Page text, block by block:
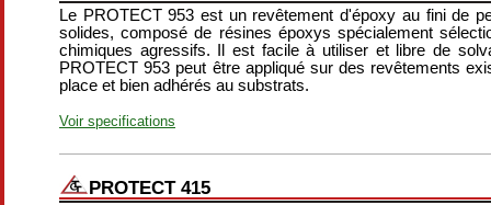
Le PROTECT 953 est un revêtement d'époxy au fini de
solides, composé de résines époxys spécialement
chimiques agressifs. Il est facile à utiliser et libre de
PROTECT 953 peut être appliqué sur des revêtements
place et bien adhérés au substrats.
Voir specifications
PROTECT 415